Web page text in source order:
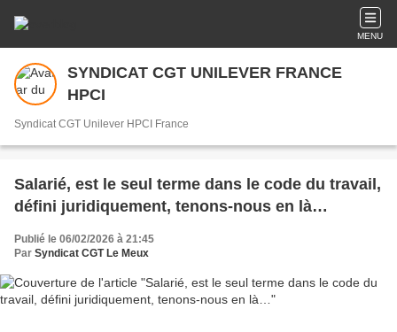
MENU
SYNDICAT CGT UNILEVER FRANCE
HPCI
Syndicat CGT Unilever HPCI France
Salarié, est le seul terme dans le code du travail,
défini juridiquement, tenons-nous en là…
Publié le 06/02/2026 à 21:45
Par Syndicat CGT Le Meux